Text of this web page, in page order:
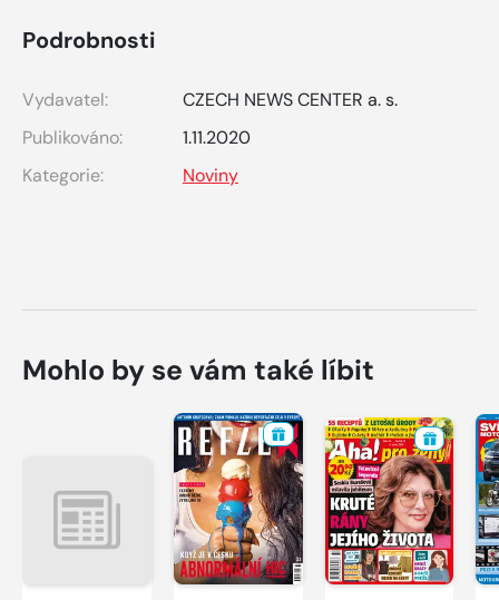
Podrobnosti
Vydavatel:
CZECH NEWS CENTER a. s.
Publikováno:
1.11.2020
Kategorie:
Noviny
Mohlo by se vám také líbit